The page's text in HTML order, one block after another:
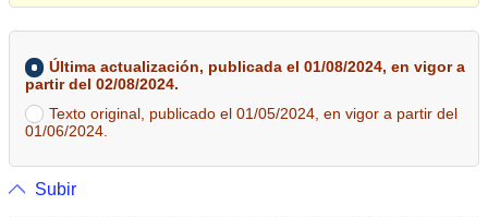
Última actualización, publicada el 01/08/2024, en vigor a
partir del 02/08/2024.
Texto original, publicado el 01/05/2024, en vigor a partir del
01/06/2024.
Subir